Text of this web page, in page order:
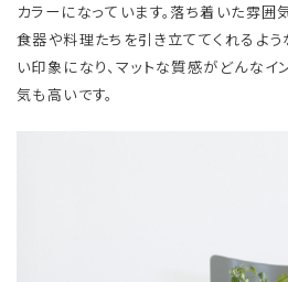
カラーになっています。落ち着いた雰囲
食器や料理たちを引き立ててくれるよ
い印象になり、マットな質感がどんなイ
気も高いです。